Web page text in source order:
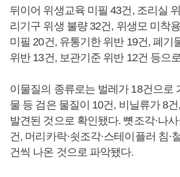
뒤이어 위생교육 미필 43건, 조리실
리기구 위생 불량 32건, 위생모 미착
미필 20건, 유통기한 위반 19건, 폐기
위반 13건, 보관기준 위반 12건 등으
이물질의 종류로는 벌레가 18건으로
물 등 검은 물질이 10건, 비닐류가 8
발견된 것으로 확인됐다. 뼛조각·나
건, 머리카락·쇳조각·스테이플러 침·
건씩 나온 것으로 파악됐다.